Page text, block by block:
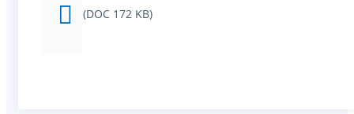
(DOC 172 KB)